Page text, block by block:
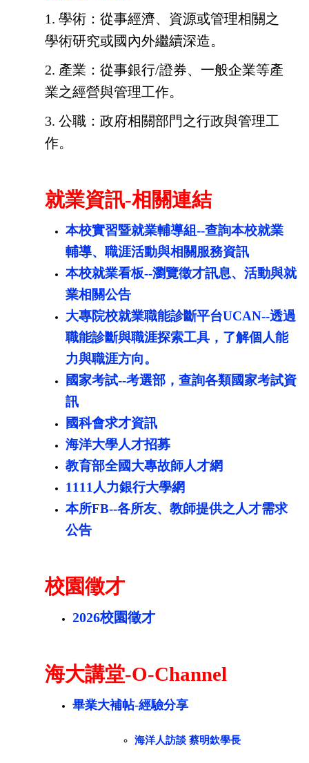
1. 學術：從事經濟、資源或管理相關之
學術研究或國內外繼續深造。
2. 產業：從事銀行/證券、一般企業等產
業之經營與管理工作。
3. 公職：政府相關部門之行政與管理工
作。
就業資訊-相關連結
本校實習暨就業輔導組--查詢本校就業
輔導、職涯活動與相關服務資訊
本校就業看板--瀏覽徵才訊息、活動與就
業相關公告
大專院校就業職能診斷平台UCAN--透過
職能診斷與職涯探索工具，了解個人能
力與職涯方向。
國家考試--考選部，查詢各類國家考試資
訊
國科會求才資訊
海洋大學人才招募
教育部全國大專故師人才網
1111人力銀行大學網
本所FB--各所友、教師提供之人才需求
公告
校園徵才
2026校園徵才
海大講堂-O-Channel
畢業大補帖-經驗分享
海洋人訪談 蔡明欽學長